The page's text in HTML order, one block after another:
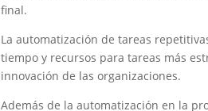
final.
La automatización de tareas
tiempo y recursos para tareas más
innovación de las organizaciones.
Además de la automatización en la